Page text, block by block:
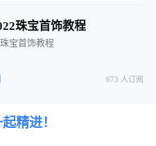
珠宝首饰教程
宝首饰教程
673 人订阅
精进！